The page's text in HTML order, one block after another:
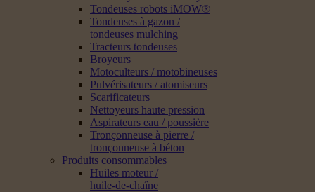
Tondeuses robots iMOW®
Tondeuses à gazon /
tondeuses mulching
Tracteurs tondeuses
Broyeurs
Motoculteurs / motobineuses
Pulvérisateurs / atomiseurs
Scarificateurs
Nettoyeurs haute pression
Aspirateurs eau / poussière
Tronçonneuse à pierre /
tronçonneuse à béton
Produits consommables
Huiles moteur /
huile-de-chaîne